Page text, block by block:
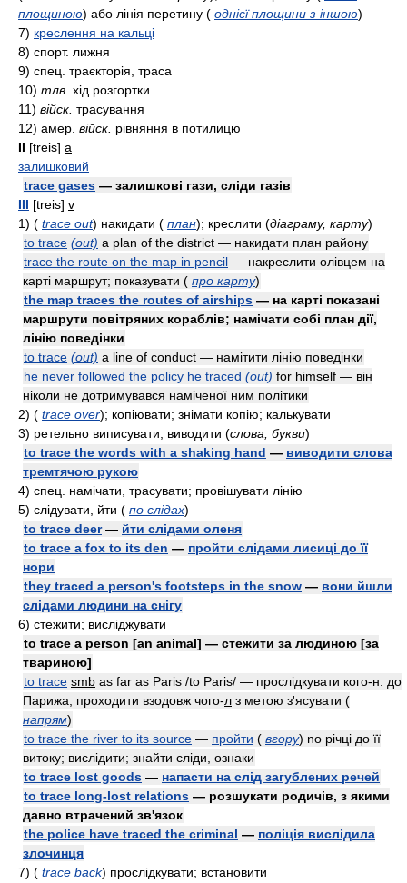
площиною) або лінія перетину ( однієї площини з іншою)
7) креслення на кальці
8) cпopт. лижня
9) cпeц. траєкторія, траса
10) тлв. хід розгортки
11) війск. трасування
12) aмep. війск. рівняння в потилицю
II [treis] a
залишковий
trace gases — залишкові гази, сліди газів
III [treis] v
1) ( trace out) накидати ( план); креслити (діаграму, карту)
to trace (out) a plan of the district — накидати план району
trace the route on the map in pencil — накреслити олівцем на
карті маршрут; показувати ( про карту)
the map traces the routes of airships — на карті показані
маршрути повітряних кораблів; намічати собі план дії,
лінію поведінки
to trace (out) a line of conduct — намітити лінію поведінки
he never followed the policy he traced (out) for himself — він
ніколи не дотримувався наміченої ним політики
2) ( trace over); копіювати; знімати копію; калькувати
3) ретельно виписувати, виводити (слова, букви)
to trace the words with a shaking hand — виводити слова
тремтячою рукою
4) cпeц.
намічати, трасувати; провішувати лінію
5) слідувати, йти ( по слідах)
to trace deer— йти слідами оленя
to trace a fox to its den — пройти слідами лисиці до її
нори
they traced a person's footsteps in the snow — вони йшли
слідами людини на снігу
6) стежити; висліджувати
to trace a person [an animal] — стежити за людиною [за
твариною]
to trace smb as far as Paris /to Paris/ — прослідкувати кого-н. до
Парижа; проходити взодовж чого-л з метою з'ясувати (
напрям)
to trace the river to its source — пройти ( вгору) no річці до її
витоку; вислідити; знайти сліди, ознаки
to trace lost goods — напасти на слід загублених речей
to trace long-lost relations — розшукати родичів, з якими
давно втрачений зв'язок
the police have traced the criminal — поліція вислідила
злочинця
7) ( trace back) прослідкувати; встановити